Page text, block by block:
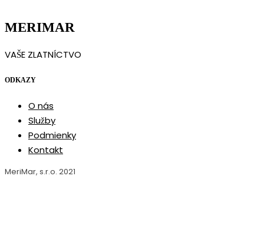
MERIMAR
VAŠE ZLATNÍCTVO
ODKAZY
O nás
Služby
Podmienky
Kontakt
MeriMar, s.r.o. 2021